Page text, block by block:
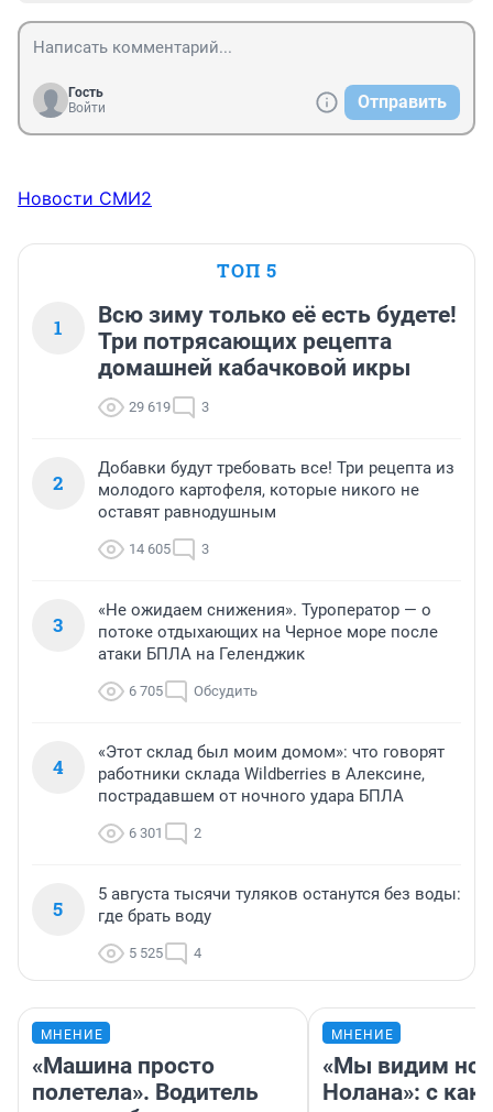
Гость
Войти
Отправить
Новости СМИ2
ТОП 5
1
Всю зиму только её есть будете!
Три потрясающих рецепта
домашней кабачковой икры
29 619 3
2
Добавки будут требовать все! Три рецепта из
молодого картофеля, которые никого не
оставят равнодушным
14 605 3
3
«Не ожидаем снижения». Туроператор — о
потоке отдыхающих на Черное море после
атаки БПЛА на Геленджик
6 705 Обсудить
4
«Этот склад был моим домом»: что говорят
работники склада Wildberries в Алексине,
пострадавшем от ночного удара БПЛА
6 301 2
5
5 августа тысячи туляков останутся без воды:
где брать воду
5 525 4
МНЕНИЕ
«Машина просто
полетела». Водитель
МНЕНИЕ
«Мы видим
Нолана»: с